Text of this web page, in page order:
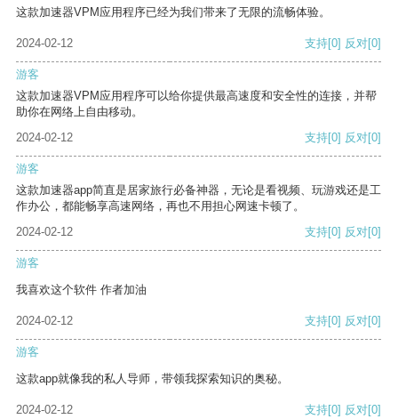
这款加速器VPM应用程序已经为我们带来了无限的流畅体验。
2024-02-12 支持[0] 反对[0]
游客
这款加速器VPM应用程序可以给你提供最高速度和安全性的连接，并帮
助你在网络上自由移动。
2024-02-12
支持[0] 反对[0]
游客
这款加速器app简直是居家旅行必备神器，无论是看视频、玩游戏还是工
作办公，都能畅享高速网络，再也不用担心网速卡顿了。
2024-02-12
支持[0] 反对[0]
游客
我喜欢这个软件 作者加油
2024-02-12 支持[0] 反对[0]
游客
这款app就像我的私人导师，带领我探索知识的奥秘。
2024-02-12 支持[0] 反对[0]